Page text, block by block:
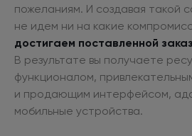
пожеланиям. И создавая такой
не идем ни на какие
достигаем поставленной
В результате вы получаете
функционалом,
и продающим интерфейсом,
мобильные устройства.